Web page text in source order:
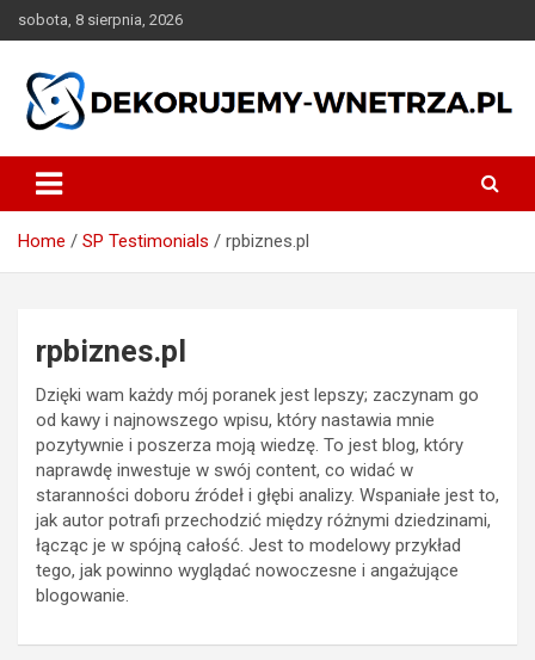
to
sobota, 8 sierpnia, 2026
dekorujemy-wnetrza.pl
Home SP Testimonials rpbiznes.pl
rpbiznes.pl
Dzięki wam każdy mój poranek jest lepszy; zaczynam go
od kawy i najnowszego wpisu, który nastawia mnie
pozytywnie i poszerza moją wiedzę. To jest blog, który
naprawdę inwestuje w swój content, co widać w
staranności doboru źródeł i głębi analizy. Wspaniałe jest to,
jak autor potrafi przechodzić między różnymi dziedzinami,
łącząc je w spójną całość. Jest to modelowy przykład
tego, jak powinno wyglądać nowoczesne i angażujące
blogowanie.